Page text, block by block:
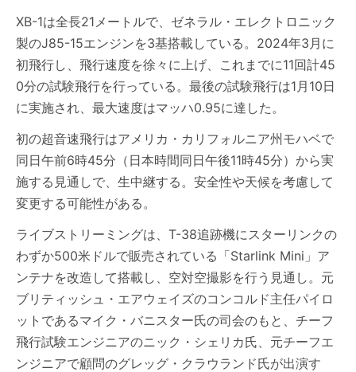
XB-1は全長21メートルで、ゼネラル・エレクトロニック
製のJ85-15エンジンを3基搭載している。2024年3月に
初飛行し、飛行速度を徐々に上げ、これまでに11回計45
0分の試験飛行を行っている。最後の試験飛行は1月10日
に実施され、最大速度はマッハ0.95に達した。
初の超音速飛行はアメリカ・カリフォルニア州モハベで
同日午前6時45分（日本時間同日午後11時45分）から実
施する見通しで、生中継する。安全性や天候を考慮して
変更する可能性がある。
ライブストリーミングは、T-38追跡機にスターリンクの
わずか500米ドルで販売されている「Starlink Mini」ア
ンテナを改造して搭載し、空対空撮影を行う見通し。元
ブリティッシュ・エアウェイズのコンコルド主任パイロ
ットであるマイク・バニスター氏の司会のもと、チーフ
飛行試験エンジニアのニック・シェリカ氏、元チーフエ
ンジニアで顧問のグレッグ・クラウランド氏が出演す